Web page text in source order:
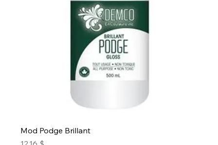
Mod Podge Brillant
Prix